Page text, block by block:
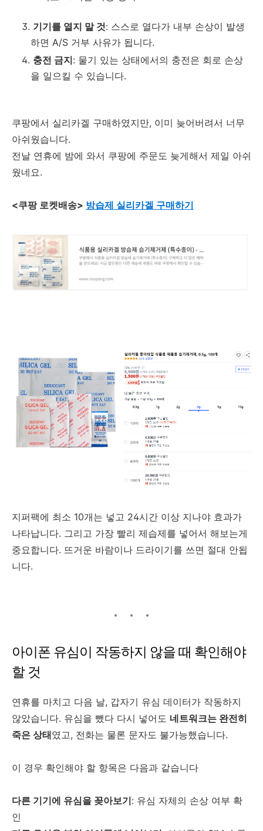
기기를 열지 말 것: 스스로 열다가 내부 손상이 발생
하면 A/S 거부 사유가 됩니다.
충전 금지: 물기 있는 상태에서의 충전은 회로 손상
을 일으킬 수 있습니다.
쿠팡에서 실리카겔 구매하였지만, 이미 늦어버려서 너무
아쉬웠습니다.
전날 연휴에 밤에 와서 쿠팡에 주문도 늦게해서 제일 아쉬
웠네요.
<쿠팡 로켓배송> 방습제 실리카겔 구매하기
지퍼팩에 최소 10개는 넣고 24시간 이상 지나야 효과가
나타납니다. 그리고 가장 빨리 제습제를 넣어서 해보는게
중요합니다. 뜨거운 바람이나 드라이기를 쓰면 절대 안됩
니다.
아이폰 유심이 작동하지 않을 때 확인해야
할 것
연휴를 마치고 다음 날, 갑자기 유심 데이터가 작동하지
않았습니다. 유심을 뺐다 다시 넣어도 네트워크는 완전히
죽은 상태였고, 전화는 물론 문자도 불가능했습니다.
이 경우 확인해야 할 항목은 다음과 같습니다
다른 기기에 유심을 꽂아보기: 유심 자체의 손상 여부 확
인